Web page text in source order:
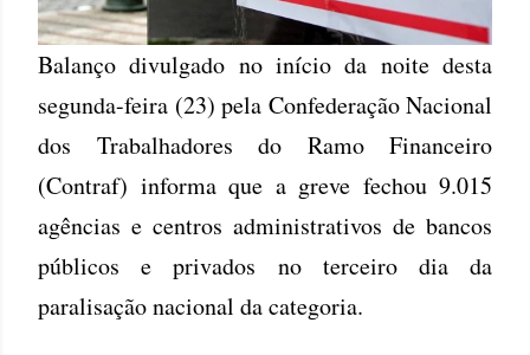
Balanço divulgado no início da noite desta
segunda-feira (23) pela Confederação Nacional
dos Trabalhadores do Ramo Financeiro
(Contraf) informa que a greve fechou 9.015
agências e centros administrativos de bancos
públicos e privados no terceiro dia da
paralisação nacional da categoria.